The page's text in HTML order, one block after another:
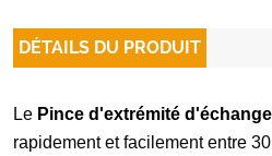
DÉTAILS DU PRODUIT
Le Pince d'extrémité d'échange
rapidement et facilement entre